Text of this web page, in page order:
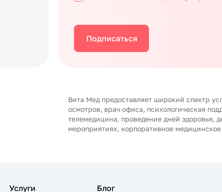
Подписаться
Вита Мед предоставляет широкий спектр
осмотров, врач офиса, психологическая
телемедицина, проведение дней здоровья,
мероприятиях, корпоративное
Услуги Блог